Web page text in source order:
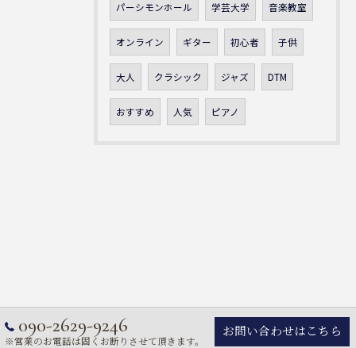
パーシモンホール 学芸大学 音楽教室
オンライン ギター 初心者 子供
大人 クラシック ジャズ DTM
おすすめ 人気 ピアノ
090-2629-9246
※営業のお電話は固くお断りさせて頂きます。
お問い合わせはこちら